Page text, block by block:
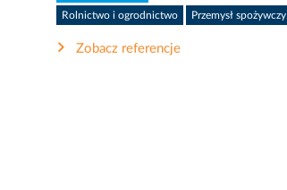
Rolnictwo i ogrodnictwo Przemysł spożywczy
Zobacz referencje